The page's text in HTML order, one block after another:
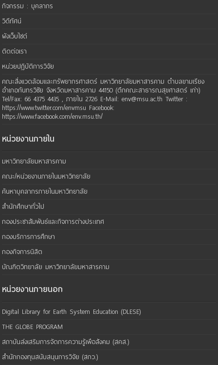
กิจกรรม : บุคลากร
วิดีทัศน์
ผังเว็บไซต์
ติดต่อเรา
หน่วยปฏิบัติการวิจัย
คณะสิ่งแวดล้อมและทรัพยากรศาสตร์ มหาวิทยาลัยมหาสารคาม ตำบลขามเรียง
อำเภอกันทรวิชัย จังหวัดมหาสารคาม 44150 (ตึกคณะสาธารณสุขศาสตร์ เก่า)
Tel/Fax: 66 4375 4435 , ภายใน 2726 E-Mail: env@msu.ac.th Twitter :
https://www.twitter.com/envmsu Facebook:
https://www.facebook.com/env.msu.th/
หน่วยงานภายใน
มหาวิทยาลัยมหาสารคาม
คณะ/หน่วยงานภายในมหาวิทยาลัย
ค้นหาบุคลากรภายในมหาวิทยาลัย
สำนักศึกษาทั่วไป
กองประชาสัมพันธ์และกิจการต่างประเทศ
กองบริการการศึกษา
กองกิจการนิสิต
บัณฑิตวิทยาลัย มหาวิทยาลัยมหาสารคาม
หน่วยงานภายนอก
Digital Library for Earth System Education (DLESE)
THE GLOBE PROGRAM
สถาบันส่งเสริมการจัดการความรู้เพือสังคม (สคส.)
สำนักกองทุนสนับสนุนการวิจัย (สกว.)